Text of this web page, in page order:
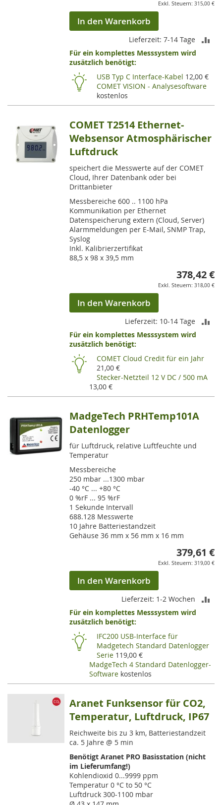
315,00 €
In den Warenkorb
Lieferzeit: 7-14 Tage
Für ein komplettes Messsystem wird
zusätzlich benötigt:
USB Typ C Interface-Kabel 12,00 €
COMET VISION - Analysesoftware
kostenlos
COMET T2514 Ethernet-
Websensor Atmosphärischer
Luftdruck
speichert die Messwerte auf der COMET
Cloud, Ihrer Datenbank oder bei
Drittanbieter
Messbereiche 600 .. 1100 hPa
Kommunikation per Ethernet
Datenspeicherung extern (Cloud, Server)
Alarmmeldungen per E-Mail, SNMP Trap,
Syslog
Inkl. Kalibrierzertifikat
88,5 x 98 x 39,5 mm
378,42 €
318,00 €
In den Warenkorb
Lieferzeit: 10-14 Tage
Für ein komplettes Messsystem wird
zusätzlich benötigt:
COMET Cloud Credit für ein Jahr
21,00 €
Stecker-Netzteil 12 V DC / 500 mA
13,00 €
MadgeTech PRHTemp101A
Datenlogger
für Luftdruck, relative Luftfeuchte und
Temperatur
Messbereiche
250 mbar ...1300 mbar
-40 °C ... +80 °C
0 %rF ... 95 %rF
1 Sekunde Intervall
688.128 Messwerte
10 Jahre Batteriestandzeit
Gehäuse 36 mm x 56 mm x 16 mm
379,61 €
319,00 €
In den Warenkorb
Lieferzeit: 1-2 Wochen
Für ein komplettes Messsystem wird
zusätzlich benötigt:
IFC200 USB-Interface für
Madgetech Standard Datenlogger
Serie 119,00 €
MadgeTech 4 Standard Datenlogger-
Software kostenlos
Aranet Funksensor für CO2,
Temperatur, Luftdruck, IP67
Reichweite bis zu 3 km, Batteriestandzeit
ca. 5 Jahre @ 5 min
Benötigt Aranet PRO Basisstation (nicht
im Lieferumfang!)
Kohlendioxid 0...9999 ppm
Temperatur 0 °C to 50 °C
Luftdruck 300-1100 mbar